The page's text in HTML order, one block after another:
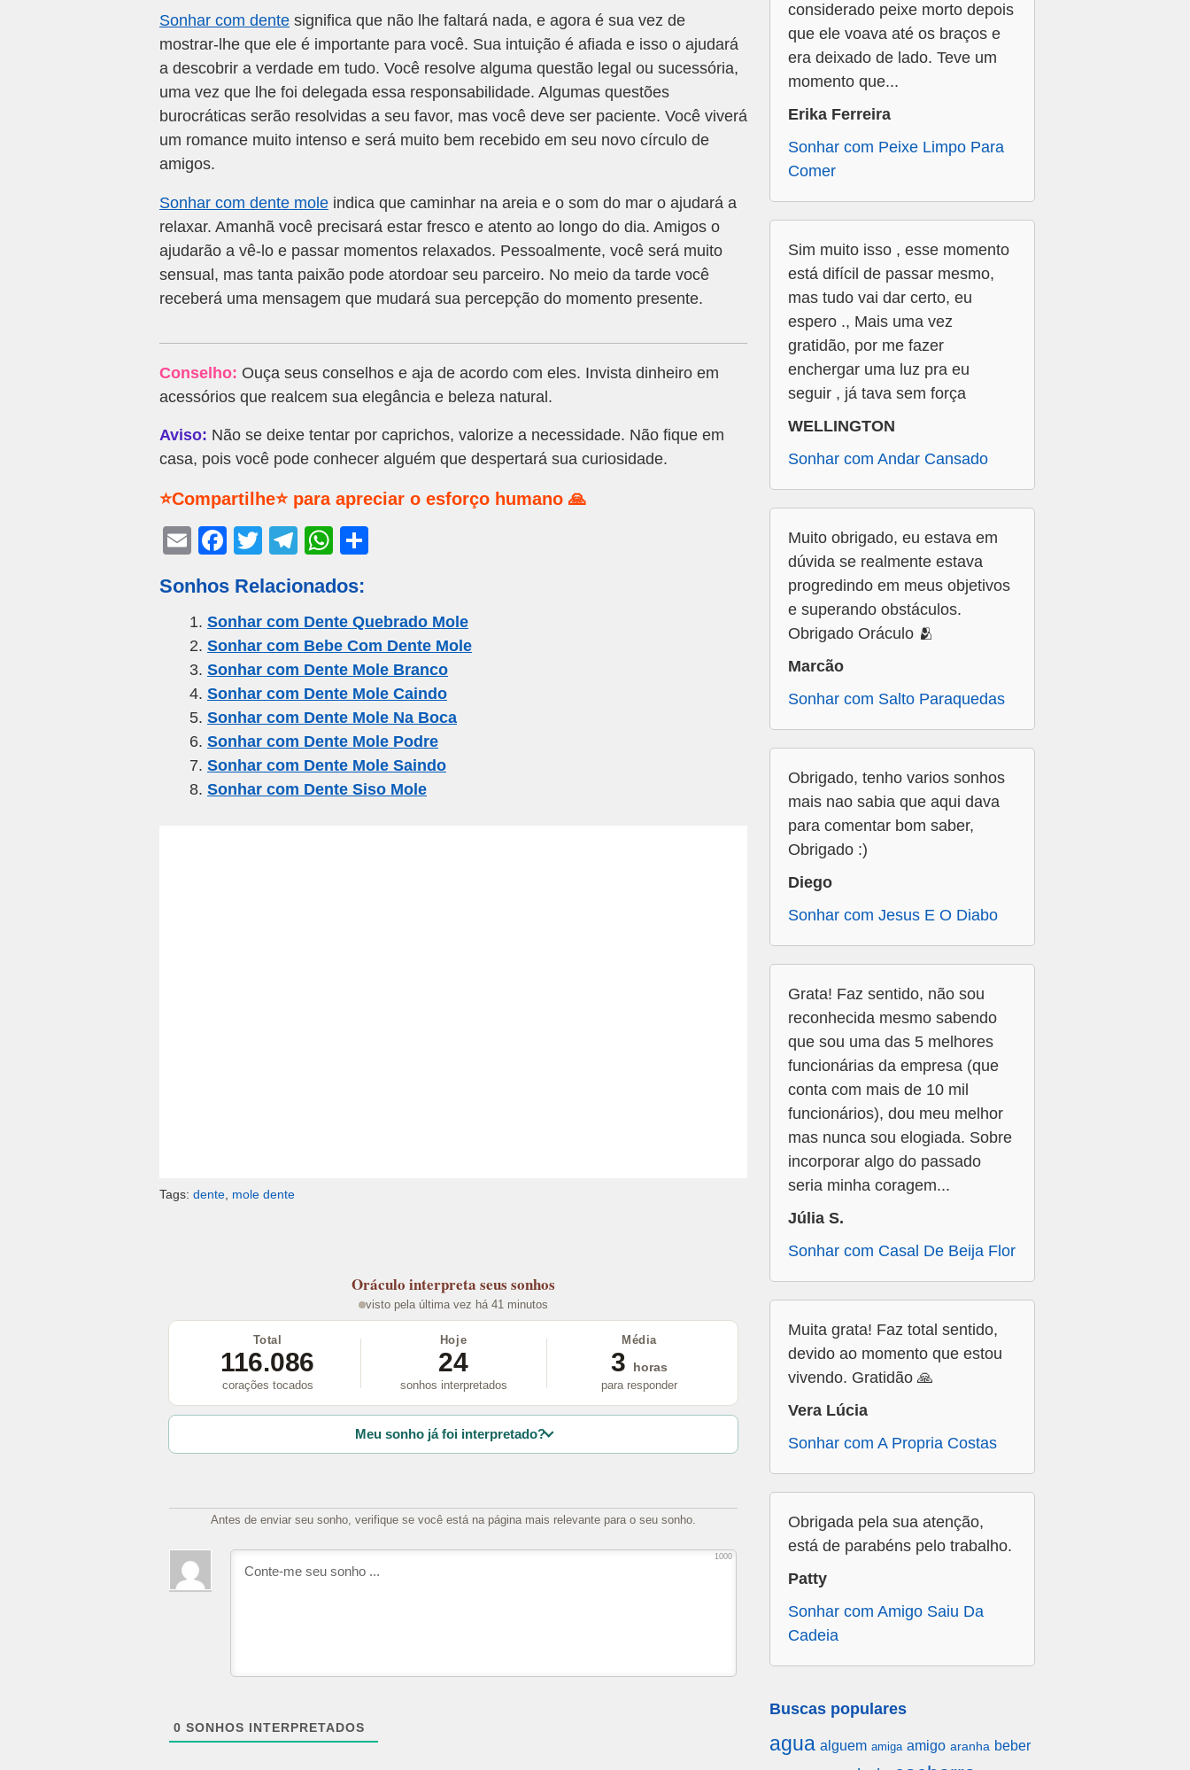
Sonhar com dente significa que não lhe faltará nada, e agora é sua vez de
mostrar-lhe que ele é importante para você. Sua intuição é afiada e isso o ajudará
a descobrir a verdade em tudo. Você resolve alguma questão legal ou sucessória,
uma vez que lhe foi delegada essa responsabilidade. Algumas questões
burocráticas serão resolvidas a seu favor, mas você deve ser paciente. Você viverá
um romance muito intenso e será muito bem recebido em seu novo círculo de
amigos.
Sonhar com dente mole indica que caminhar na areia e o som do mar o ajudará a
relaxar. Amanhã você precisará estar fresco e atento ao longo do dia. Amigos o
ajudarão a vê-lo e passar momentos relaxados. Pessoalmente, você será muito
sensual, mas tanta paixão pode atordoar seu parceiro. No meio da tarde você
receberá uma mensagem que mudará sua percepção do momento presente.
Conselho: Ouça seus conselhos e aja de acordo com eles. Invista dinheiro em
acessórios que realcem sua elegância e beleza natural.
Aviso: Não se deixe tentar por caprichos, valorize a necessidade. Não fique em
casa, pois você pode conhecer alguém que despertará sua curiosidade.
⭐Compartilhe⭐ para apreciar o esforço humano 🙏
E
ail
F
c
e
b
o
o
k
T
tt
er
T
e
gr
a
m
W
at
s
A
p
p
e
Sonhos Relacionados:
Sonhar com Dente Quebrado Mole
Sonhar com Bebe Com Dente Mole
Sonhar com Dente Mole Branco
Sonhar com Dente Mole Caindo
Sonhar com Dente Mole Na Boca
Sonhar com Dente Mole Podre
Sonhar com Dente Mole Saindo
Sonhar com Dente Siso Mole
Tags: dente mole dente
Oráculo interpreta seus sonhos
visto pela última vez há 41 minutos
Total
116.086
corações tocados
Hoje
24
sonhos interpretados
Média
3
horas
para responder
Meu sonho já foi interpretado?
Antes de enviar seu sonho, verifique se você está na página mais relevante para o seu sonho.
1000
0 SONHOS INTERPRETADOS
considerado peixe morto depois
que ele voava até os braços e
era deixado de lado. Teve um
momento que...
Erika Ferreira
Sonhar com Peixe Limpo Para
Comer
Sim muito isso , esse momento
está difícil de passar mesmo,
mas tudo vai dar certo, eu
espero ., Mais uma vez
gratidão, por me fazer
enchergar uma luz pra eu
seguir , já tava sem força
WELLINGTON
Sonhar com Andar Cansado
Muito obrigado, eu estava em
dúvida se realmente estava
progredindo em meus objetivos
e superando obstáculos.
Obrigado Oráculo 🫂
Marcão
Sonhar com Salto Paraquedas
Obrigado, tenho varios sonhos
mais nao sabia que aqui dava
para comentar bom saber,
Obrigado :)
Diego
Sonhar com Jesus E O Diabo
Grata! Faz sentido, não sou
reconhecida mesmo sabendo
que sou uma das 5 melhores
funcionárias da empresa (que
conta com mais de 10 mil
funcionários), dou meu melhor
mas nunca sou elogiada. Sobre
incorporar algo do passado
seria minha coragem...
Júlia S.
Sonhar com Casal De Beija Flor
Muita grata! Faz total sentido,
devido ao momento que estou
vivendo. Gratidão 🙏
Vera Lúcia
Sonhar com A Propria Costas
Obrigada pela sua atenção,
está de parabéns pelo trabalho.
Patty
Sonhar com Amigo Saiu Da
Cadeia
Buscas populares
agua alguem amiga amigo aranha beber